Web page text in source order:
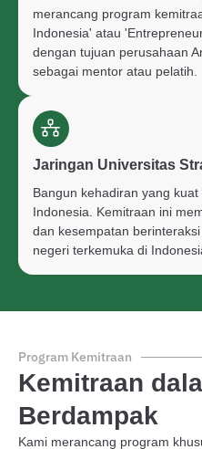
merancang program
Indonesia' atau
dengan tujuan perusahaan
sebagai mentor atau pelatih.
Jaringan Universitas
Bangun kehadiran yang
Indonesia. Kemitraan ini
dan kesempatan
negeri terkemuka di
Program Kemitraan
Kemitraan
Berdampak
Kami merancang program